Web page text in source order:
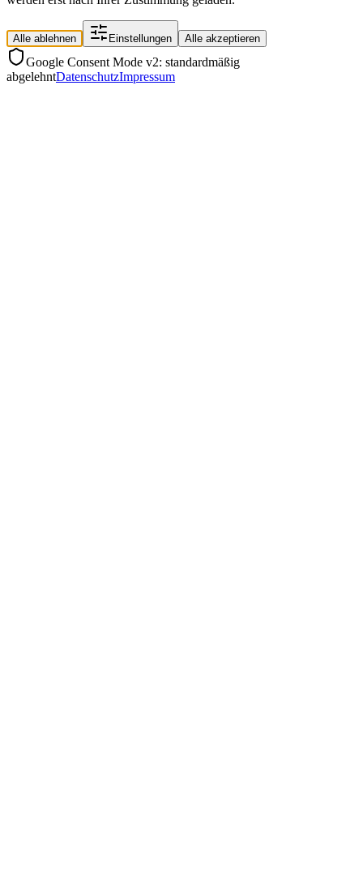
Alle ablehnen Einstellungen Alle akzeptieren
Google Consent Mode v2: standardmäßig
abgelehntDatenschutzImpressum